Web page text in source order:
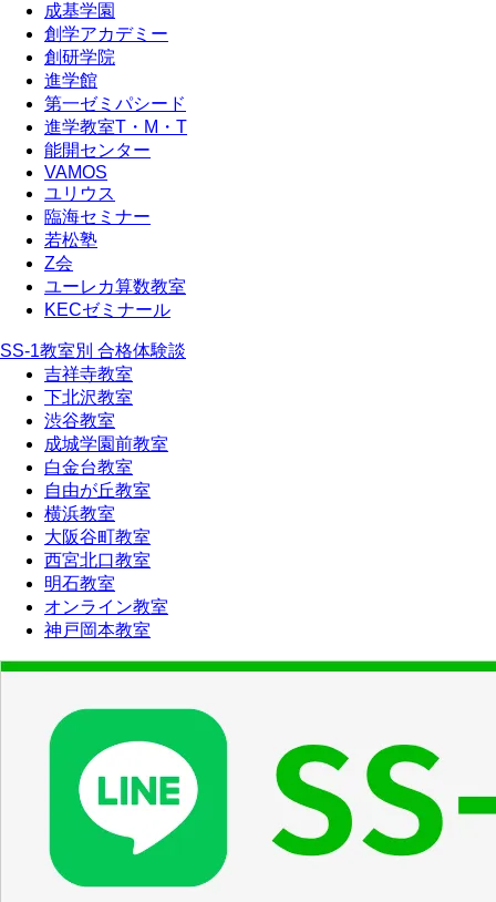
成基学園
創学アカデミー
創研学院
進学館
第一ゼミパシード
進学教室T・М・T
能開センター
VAMOS
ユリウス
臨海セミナー
若松塾
Z会
ユーレカ算数教室
KECゼミナール
SS-1教室別 合格体験談
吉祥寺教室
下北沢教室
渋谷教室
成城学園前教室
白金台教室
自由が丘教室
横浜教室
大阪谷町教室
西宮北口教室
明石教室
オンライン教室
神戸岡本教室